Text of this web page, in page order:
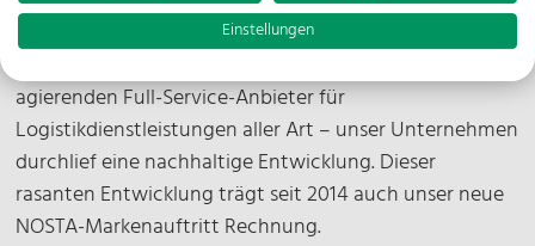
Vom vorrangig national ausgerichteten
agierenden Full-Service-Anbieter für
Logistikdienstleistungen aller Art – unser Unternehmen
durchlief eine nachhaltige Entwicklung. Dieser
rasanten Entwicklung trägt seit 2014 auch unser neue
NOSTA-Markenauftritt Rechnung.
Einstellungen